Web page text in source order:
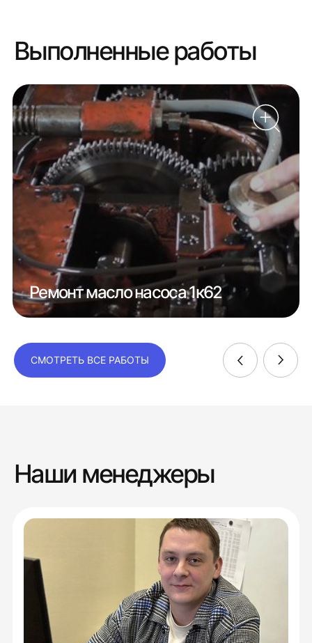
Выполненные работы
Ремонт масло насоса 1к62
СМОТРЕТЬ ВСЕ РАБОТЫ
Наши менеджеры